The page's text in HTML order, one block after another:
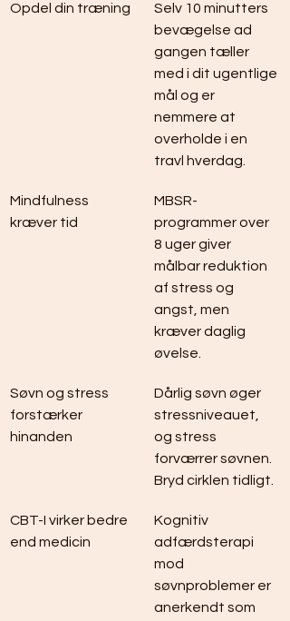
Opdel din træning
Selv 10 minutters
bevægelse ad
gangen tæller
med i dit ugentlige
mål og er
nemmere at
overholde i en
travl hverdag.
Mindfulness
kræver tid
MBSR-
programmer over
8 uger giver
målbar reduktion
af stress og
angst, men
kræver daglig
øvelse.
Søvn og stress
forstærker
hinanden
Dårlig søvn øger
stressniveauet,
og stress
forværrer søvnen.
Bryd cirklen tidligt.
CBT-I virker bedre
end medicin
Kognitiv
adfærdsterapi
mod
søvnproblemer er
anerkendt som